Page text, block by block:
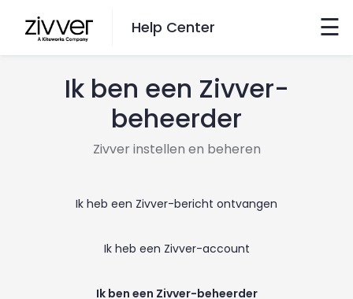
×
Wil je zoeken?
Ga hiernaartoe
Help Center ☰
Ik ben een Zivver-
beheerder
Zivver instellen en beheren
Ik heb een Zivver-bericht ontvangen
Ik heb een Zivver-account
Ik ben een Zivver-beheerder